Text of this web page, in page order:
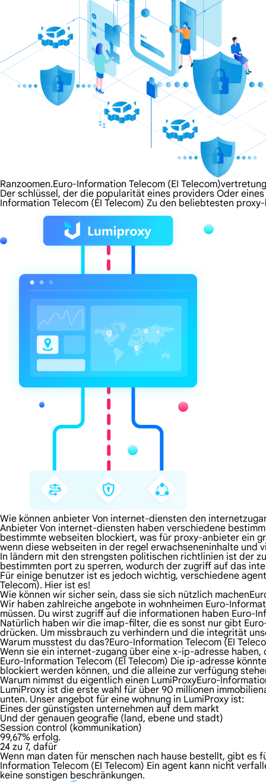
Ranzoomen.Euro-Information Telecom (EI Telecom)vertretung
Der schlüssel, der die popularität eines providers Oder
Information Telecom (EI Telecom) Zu den beliebtesten
Wie können anbieter Von internet-diensten den
Anbieter Von internet-diensten haben verschiedene
bestimmte webseiten blockiert, was für proxy-anbieter ein
wenn diese webseiten in der regel erwachseneninhalte und
In ländern mit den strengsten politischen richtlinien ist der
bestimmten port zu sperren, wodurch der zugriff auf das
Für einige benutzer ist es jedoch wichtig, verschiedene
Telecom). Hier ist es!
Wie können wir sicher sein, dass sie sich nützlich
Wir haben zahlreiche angebote in wohnheimen Euro-
müssen. Du wirst zugriff auf die informationen haben Euro-
Natürlich haben wir die imap-filter, die es sonst nur gibt
drücken. Um missbrauch zu verhindern und die integrität
Warum musstest du das?Euro-Information Telecom (EI
Wenn sie ein internet-zugang über eine x-ip-adresse
Euro-Information Telecom (EI Telecom) Die ip-adresse
blockiert werden können, und die alleine zur verfügung
Warum nimmst du eigentlich einen LumiProxyEuro-
LumiProxy ist die erste wahl für über 90 millionen
unten. Unser angebot für eine wohnung in LumiProxy ist:
Eines der günstigsten unternehmen auf dem markt
Und der genauen geografie (land, ebene und stadt)
Session control (kommunikation)
99,67% erfolg.
24 zu 7, dafür
Wenn man daten für menschen nach hause bestellt, gibt es
Information Telecom (EI Telecom) Ein agent kann nicht
keine sonstigen beschränkungen.